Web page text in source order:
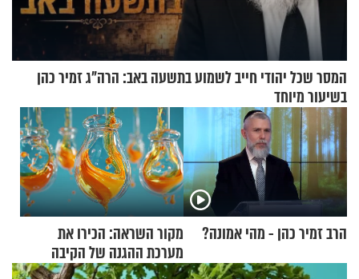
המסר שכל יהודי חייב לשמוע בתשעה באב: הרה"ג זמיר כהן
בשיעור מיוחד
הרב זמיר כהן - מהי אמונה?
מקור השראה: הכירו את
מערכת ההגנה של הקיבה